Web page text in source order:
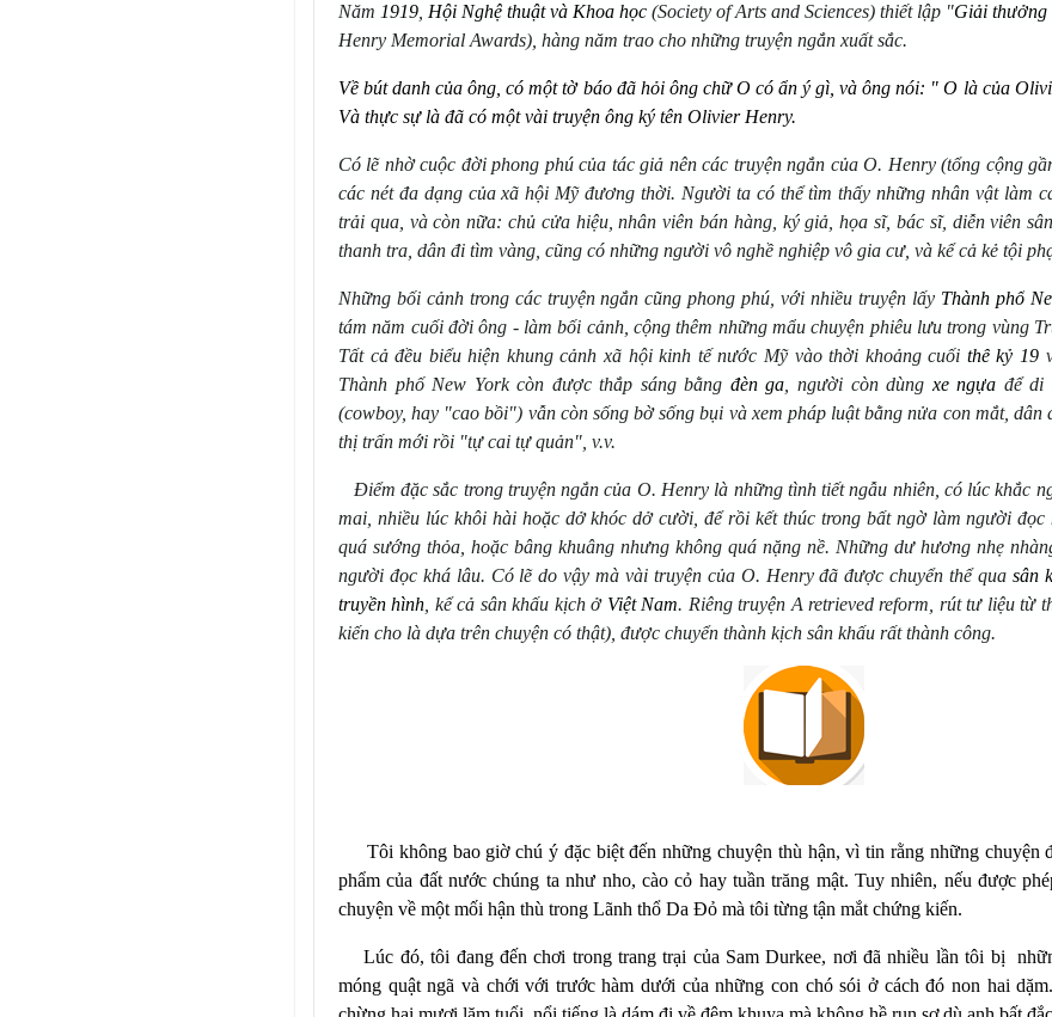
Năm 1919 Hội Nghệ thuật và Khoa học (Society of Arts and Sciences) thiết lập "Giải thưởng
Henry Memorial Awards), hàng năm trao cho những truyện ngắn xuất sắc.
Về bút danh của ông, có một tờ báo đã hỏi ông chữO có ẩn ý gì, và ông nói: " O là của
Và thực sự là đã có một vài truyện ông ký tên Olivier Henry.
Có lẽ nhờ cuộc đời phong phú của tác giả nên các truyện ngắn của O. Henry (tổng cộng
các nét đa dạng của xã hội Mỹ đương thời. Người ta có thể tìm thấy những nhân vật làm c
trải qua, và còn nữa: chủ cửa hiệu, nhân viên bán hàng, ký giả, họa sĩ, bác sĩ, diễn viên
thanh tra, dân đi tìm vàng, cũng có những người vô nghề nghiệp vô gia cư, và kể cả kẻ tội
Những bối cảnh trong các truyện ngắn cũng phong phú, với nhiều truyện lấy Thành phố
tám năm cuối đời ông - làm bối cảnh, cộng thêm những mẩu chuyện phiêu lưu trong vùng
Tất cả đều biểu hiện khung cảnh xã hội kinh tế nước Mỹ vào thời khoảng cuối thế kỷ 19
Thành phố New York còn được thắp sáng bằng đèn ga , người còn dùng xe ngựa để di
(cowboy, hay "cao bồi") vẫn còn sống bờ sống bụi và xem pháp luật bằng nửa con mắt, dân
thị trấn mới rồi "tựcai tựquản", v.v.
Điểm đặc sắc trong truyện ngắn của O. Henry là những tình tiết ngẫu nhiên, có lúc khắc
mai, nhiều lúc khôi hài hoặc dở khóc dở cười, để rồi kết thúc trong bất ngờ làm người đọc
quá sướng thỏa, hoặc bâng khuâng nhưng không quá nặng nề. Những dư hương nhẹ
người đọc khá lâu. Có lẽdo vậy mà vài truyện của O. Henryđã được chuyển thể qua sân
truyền hình , kể cả sân khấu kịch ở Việt Nam. Riêng truyện A retrieved reform, rút tư liệu từ
kiến cho là dựa trên chuyện có thật), được chuyển thành kịch sân khấu rất thành công.
Tôi không bao giờ chú ý đặc biệt đến những chuyện thù hận, vì tin rằng những chuyện
phẩm của đất nước chúng ta như nho, cào cỏ hay tuần trăng mật. Tuy nhiên, nếu được
chuyện về một mối hận thù trong Lãnh thổ Da Đỏ mà tôi từng tận mắt chứng kiến.
Lúc đó, tôi đang đến chơi trong trang trại của Sam Durkee, nơi đã nhiều lần tôi bị
móng quật ngã và chới với trước hàm dưới của những con chó sói ở cách đó non hai